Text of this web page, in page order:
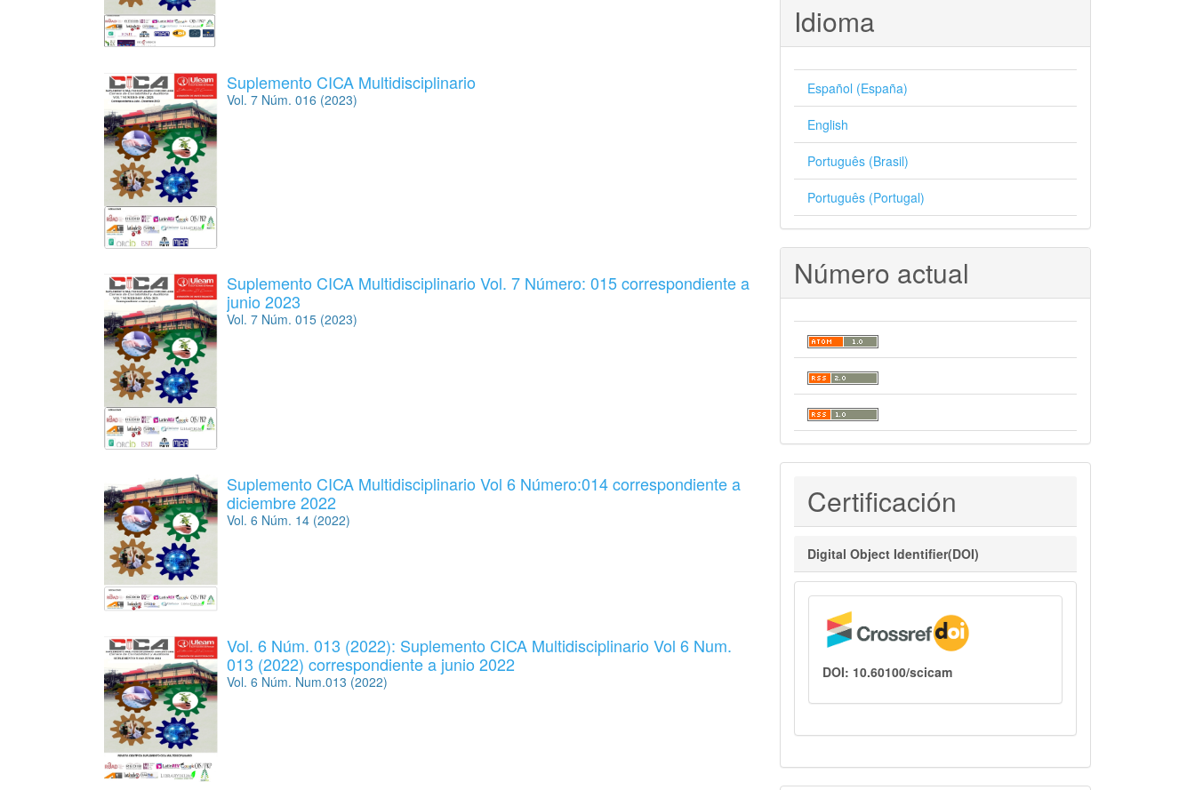
Suplemento CICA Multidisciplinario
Vol. 7 Núm. 016 (2023)
Suplemento CICA Multidisciplinario Vol. 7 Número: 015 correspondiente a
junio 2023
Vol. 7 Núm. 015 (2023)
Suplemento CICA Multidisciplinario Vol 6 Número:014 correspondiente a
diciembre 2022
Vol. 6 Núm. 14 (2022)
Vol. 6 Núm. 013 (2022): Suplemento CICA Multidisciplinario Vol 6 Num.
013 (2022) correspondiente a junio 2022
Vol. 6 Núm. Num.013 (2022)
Idioma
Español (España)
English
Português (Brasil)
Português (Portugal)
Número actual
Certificaciones
Certificación
Digital Object Identifier(DOI)
DOI: 10.60100/scicam